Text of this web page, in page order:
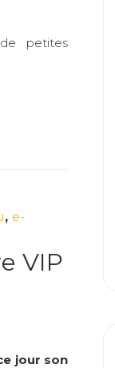
petites
, e-
VIP
jour son